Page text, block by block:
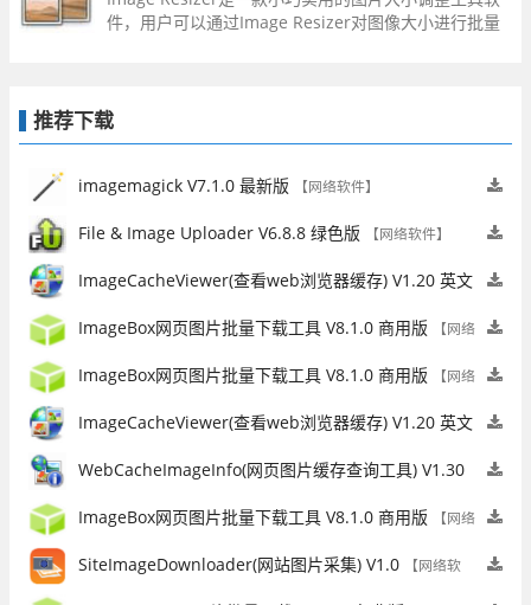
件，用户可以通过Image Resizer对图像大小进行批量
推荐下载
imagemagick V7.1.0 最新版 【网络软件】
File & Image Uploader V6.8.8 绿色版 【网络软件】
ImageCacheViewer(查看web浏览器缓存) V1.20 英文
绿色版【网络软件】
ImageBox网页图片批量下载工具 V8.1.0 商用版
【网络
软件】
ImageBox网页图片批量下载工具 V8.1.0 商用版
【网络
软件】
ImageCacheViewer(查看web浏览器缓存) V1.20 英文
绿色版
【网络软件】
WebCacheImageInfo(网页图片缓存查询工具) V1.30
英文绿色版【网络软件】
ImageBox网页图片批量下载工具 V8.1.0 商用版
【网络
软件】
SiteImageDownloader(网站图片采集) V1.0
【网络软